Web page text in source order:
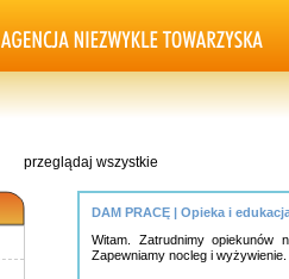
przeglądaj wszystkie
DAM PRACĘ | Opieka i
Witam. Zatrudnimy opiekunów
Zapewniamy nocleg i